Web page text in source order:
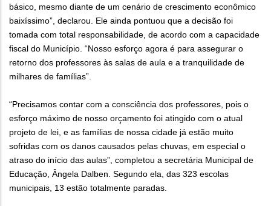
básico, mesmo diante de um cenário de crescimento econômico
baixíssimo”, declarou. Ele ainda pontuou que a decisão foi
tomada com total responsabilidade, de acordo com a capacidade
fiscal do Município. “Nosso esforço agora é para assegurar o
retorno dos professores às salas de aula e a tranquilidade de
milhares de famílias”.
“Precisamos contar com a consciência dos professores, pois o
esforço máximo de nosso orçamento foi atingido com o atual
projeto de lei, e as famílias de nossa cidade já estão muito
sofridas com os danos causados pelas chuvas, em especial o
atraso do início das aulas”, completou a secretária Municipal de
Educação, Ângela Dalben. Segundo ela, das 323 escolas
municipais, 13 estão totalmente paradas.